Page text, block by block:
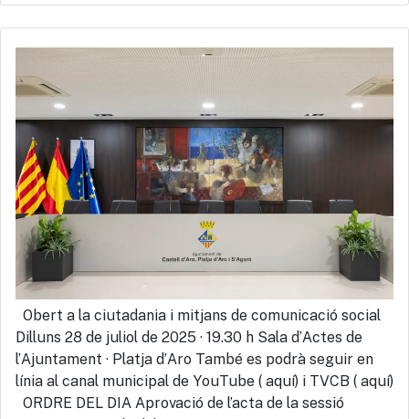
Obert a la ciutadania i mitjans de comunicació social
Dilluns 28 de juliol de 2025 · 19.30 h Sala d’Actes de
l’Ajuntament · Platja d’Aro També es podrà seguir en
línia al canal municipal de YouTube ( aquí) i TVCB ( aquí)
ORDRE DEL DIA Aprovació de l’acta de la sessió